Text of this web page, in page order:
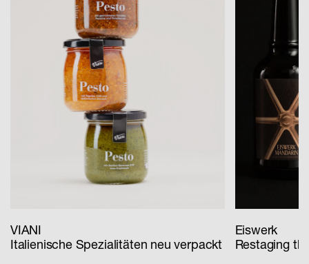
VIANI
Italienische Spezialitäten neu verpackt
Eiswerk
Restaging